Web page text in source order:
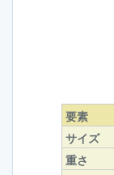
要素
サイズ
重さ